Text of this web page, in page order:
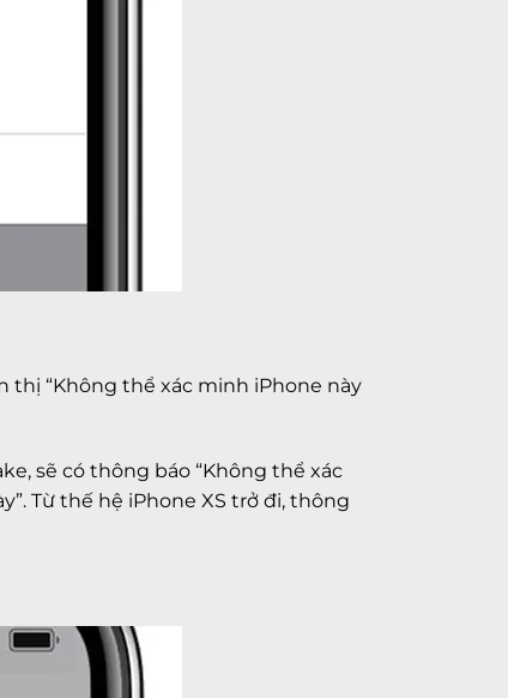
thị “Không thể xác minh iPhone này
sẽ có thông báo “Không thể xác
Từ thế hệ iPhone XS trở đi, thông